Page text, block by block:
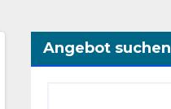
Angebot suchen